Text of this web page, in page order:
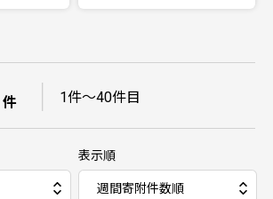
件 1件～40件目
表示順